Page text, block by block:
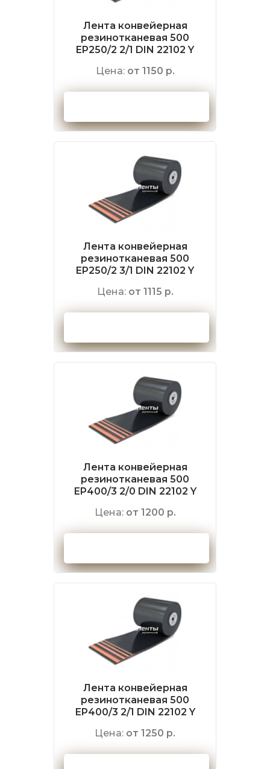
Лента конвейерная
резинотканевая 500
EP250/2 2/1 DIN 22102 Y
Цена: от 1150 р.
Лента конвейерная
резинотканевая 500
EP250/2 3/1 DIN 22102 Y
Цена: от 1115 р.
Лента конвейерная
резинотканевая 500
EP400/3 2/0 DIN 22102 Y
Цена: от 1200 р.
Лента конвейерная
резинотканевая 500
EP400/3 2/1 DIN 22102 Y
Цена: от 1250 р.